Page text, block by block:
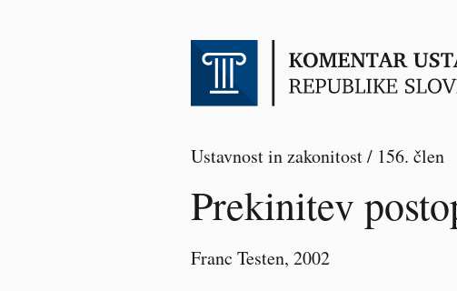
Ustavnost in zakonitost / 156. člen
Prekinitev
Franc Testen, 2002